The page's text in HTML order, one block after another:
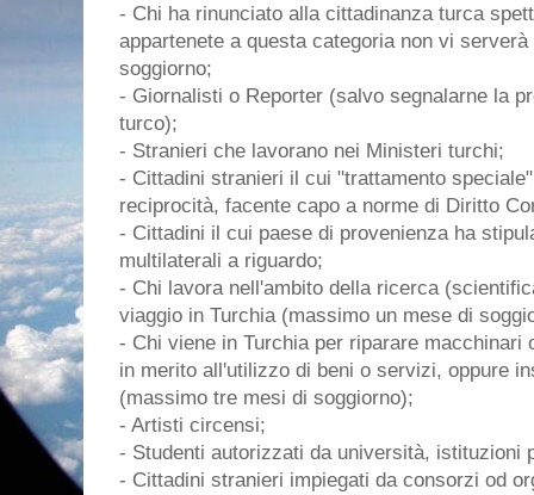
- Chi ha rinunciato alla cittadinanza turca
appartenete a questa categoria non vi
soggiorno;
- Giornalisti o Reporter (salvo segnalarne la
turco);
- Stranieri che lavorano nei Ministeri turchi;
- Cittadini stranieri il cui "trattamento
reciprocità, facente capo a norme di Diritto
- Cittadini il cui paese di provenienza ha
multilaterali a riguardo;
- Chi lavora nell'ambito della ricerca
viaggio in Turchia (massimo un mese di
- Chi viene in Turchia per riparare
in merito all'utilizzo di beni o servizi, oppure
(massimo tre mesi di soggiorno);
- Artisti circensi;
- Studenti autorizzati da università, istituzioni
- Cittadini stranieri impiegati da consorzi od